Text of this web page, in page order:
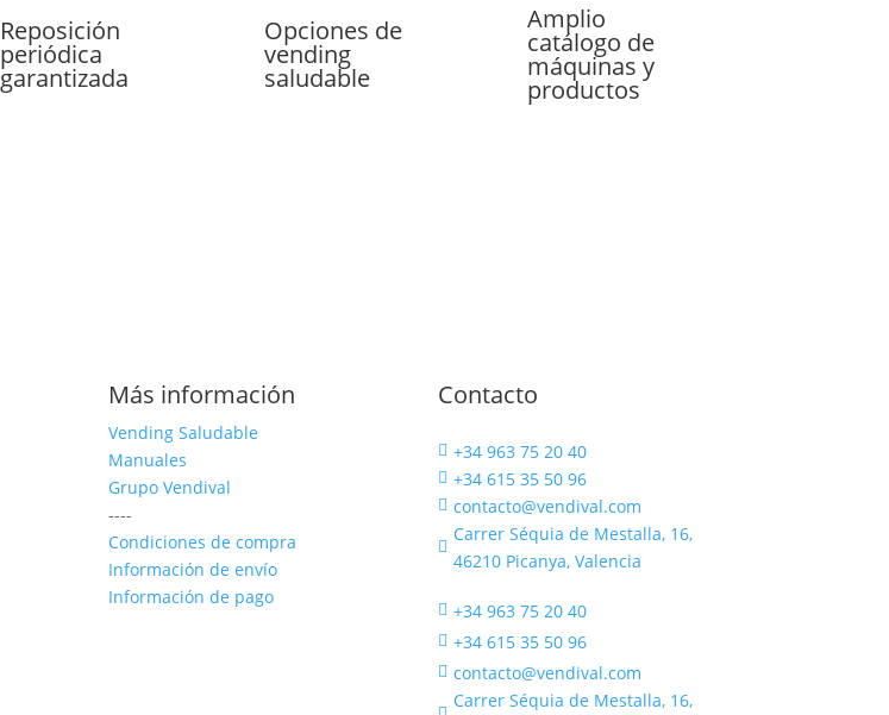
Reposición
periódica
garantizada
Opciones de
vending
saludable
Amplio
catálogo de
máquinas y
productos
Más información
Vending Saludable
Manuales
Grupo Vendival
----
Condiciones de compra
Información de envío
Información de pago
Contacto
 +34 963 75 20 40
 +34 615 35 50 96
 contacto@vendival.com

Carrer Séquia de Mestalla, 16,
46210 Picanya, Valencia
 +34 963 75 20 40
 +34 615 35 50 96
 contacto@vendival.com
Carrer Séquia de Mestalla, 16,